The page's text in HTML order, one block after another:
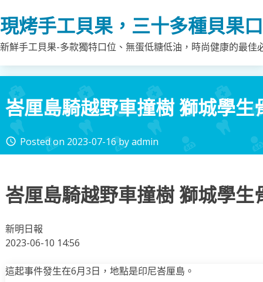
to
content
現烤手工貝果，三十多種貝果
新鮮手工貝果-多款獨特口位、無蛋低糖低油，時尚健康的最
峇厘島騎越野車撞樹 獅城學生
access_time Posted on 2023-07-16byadmin
峇厘島騎越野車撞樹 獅城學生
新明日報
2023-06-10 14:56
這起事件發生在6月3日，地點是印尼峇厘島。